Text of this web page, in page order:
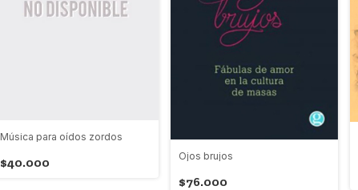
Música para oídos zordos
$40.000 Ojos brujos
$76.000